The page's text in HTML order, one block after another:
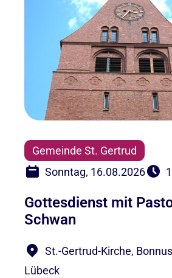
Gemeinde St. Gertrud
Sonntag, 16.08.2026
Gottesdienst mit
Schwan
St.-Gertrud-Kirche,
Lübeck